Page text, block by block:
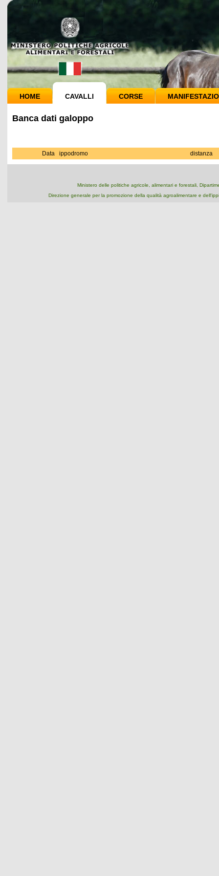
HOME CAVALLI CORSE
Banca dati galoppo
Data ippodromo distanza
Ministero delle politiche agricole, alimentari e forestali,
Direzione generale per la promozione della qualità agroalimentare e